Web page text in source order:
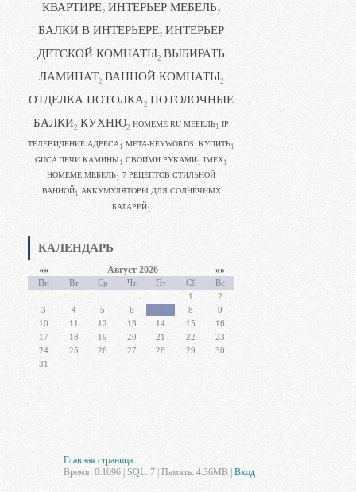
КВАРТИРЕ2 ИНТЕРЬЕР МЕБЕЛЬ2
БАЛКИ В ИНТЕРЬЕРЕ2 ИНТЕРЬЕР
ДЕТСКОЙ КОМНАТЫ2 ВЫБИРАТЬ
ЛАМИНАТ2 ВАННОЙ КОМНАТЫ2
ОТДЕЛКА ПОТОЛКА2 ПОТОЛОЧНЫЕ
БАЛКИ2 КУХНЮ2 HOMEME RU МЕБЕЛЬ1 IP
ТЕЛЕВИДЕНИЕ АДРЕСА 1 META-KEYWORDS: КУПИТЬ1
GUCA ПЕЧИ КАМИНЫ1 CВОИМИ РУКАМИ1 IMEX1
HOMEME МЕБЕЛЬ1 7 РЕЦЕПТОВ СТИЛЬНОЙ
ВАННОЙ1 АККУМУЛЯТОРЫ ДЛЯ СОЛНЕЧНЫХ
БАТАРЕЙ1
КАЛЕНДАРЬ
«« Август 2026 »»
Пн Вт Ср Чт Пт Сб
Вс
1
2
3
4 5 6 7 8
9
10
11 12 13 14 15
16
17
18 19 20 21 22
23
24
25 26 27 28 29
30
31
Главная страница
Время: 0.1096 | SQL: 7 | Память: 4.36MB Вход